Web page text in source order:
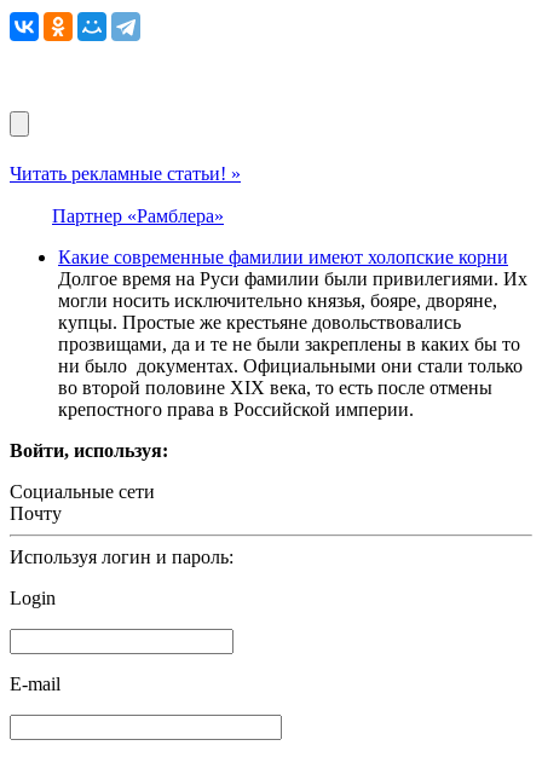
Читать рекламные статьи! »
Партнер «Рамблера»
Какие современные фамилии имеют холопские корни
Долгое время на Руси фамилии были привилегиями. Их
могли носить исключительно князья, бояре, дворяне,
купцы. Простые же крестьяне довольствовались
прозвищами, да и те не были закреплены в каких бы то
ни было документах. Официальными они стали только
во второй половине XIX века, то есть после отмены
крепостного права в Российской империи.
Войти, используя:
Социальные сети
Почту
Используя логин и пароль:
Login
E-mail